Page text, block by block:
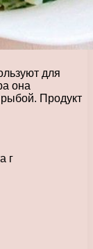
для
она
Продукт
г